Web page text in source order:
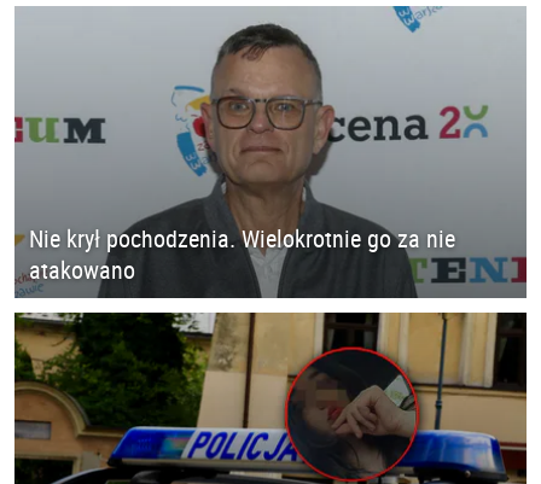
Nie krył pochodzenia. Wielokrotnie go za nie
atakowano